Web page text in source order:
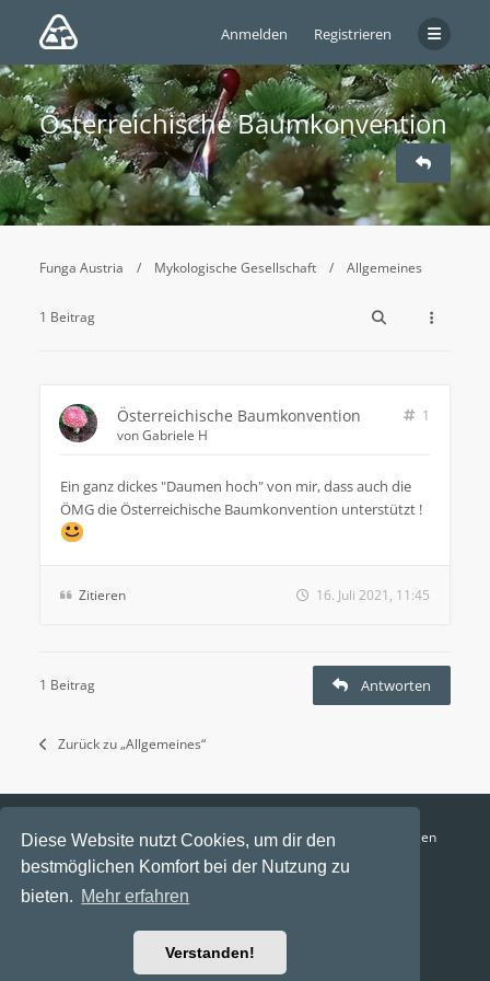
Diese Website nutzt Cookies, um dir den
bestmöglichen Komfort bei der Nutzung zu
bieten. Mehr erfahren
Verstanden!
Anmelden Registrieren
Österreichische Baumkonvention
Funga Austria Mykologische Gesellschaft Allgemeines
1 Beitrag
Österreichische Baumkonvention
1
vonGabriele H
Ein ganz dickes "Daumen hoch" von mir, dass auch die
ÖMG die Österreichische Baumkonvention unterstützt !
Zitieren 16. Juli 2021, 11:45
1 Beitrag Antworten
Zurück zu „Allgemeines“
Funga Austria FAQ Datenschutz
Nutzungsbedingungen
Alle Zeiten sind UTC+02:00
Aktuelle Zeit: 7. August 2026, 09:20
Powered byphpBB® Forum Software © phpBB Limited
Ravaio Theme by